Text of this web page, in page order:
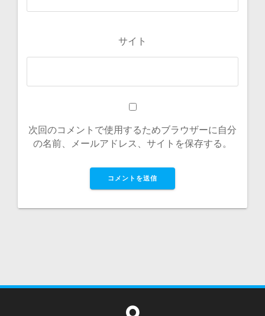
サイト
次回のコメントで使用するためブラウザーに自分
の名前、メールアドレス、サイトを保存する。